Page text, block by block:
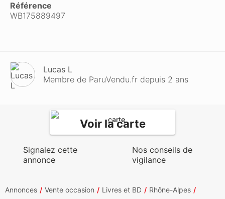
Référence
WB175889497
Lucas L
Membre de ParuVendu.fr depuis 2 ans
Voir la carte
Signalez cette
annonce
Nos conseils de
vigilance
Annonces Vente occasion Livres et BD
Rhône-Alpes